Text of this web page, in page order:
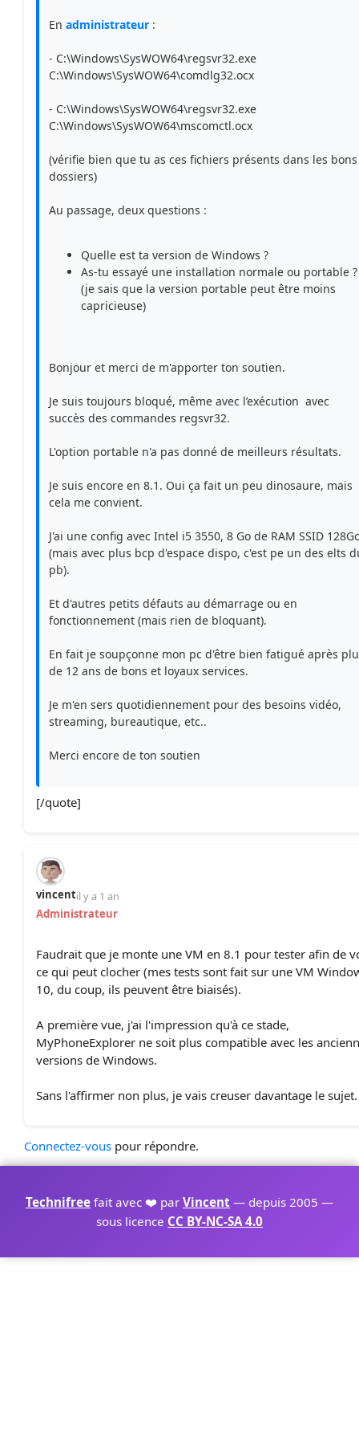
En administrateur :
- C:\Windows\SysWOW64\regsvr32.exe
C:\Windows\SysWOW64\comdlg32.ocx
- C:\Windows\SysWOW64\regsvr32.exe
C:\Windows\SysWOW64\mscomctl.ocx
(vérifie bien que tu as ces fichiers présents dans les bons
dossiers)
Au passage, deux questions :
Quelle est ta version de Windows ?
As-tu essayé une installation normale ou portable ?
(je sais que la version portable peut être moins
capricieuse)
Bonjour et merci de m'apporter ton soutien.
Je suis toujours bloqué, même avec l’exécution avec
succès des commandes regsvr32.
L'option portable n'a pas donné de meilleurs résultats.
Je suis encore en 8.1. Oui ça fait un peu dinosaure, mais
cela me convient.
J'ai une config avec Intel i5 3550, 8 Go de RAM SSID
(mais avec plus bcp d'espace dispo, c'est pe un des elts
pb).
Et d'autres petits défauts au démarrage ou en
fonctionnement (mais rien de bloquant).
En fait je soupçonne mon pc d'être bien fatigué après
de 12 ans de bons et loyaux services.
Je m'en sers quotidiennement pour des besoins vidéo,
streaming, bureautique, etc..
Merci encore de ton soutien
[/quote]
vincentil y a 1 an
Administrateur
Faudrait que je monte une VM en 8.1 pour tester afin de
ce qui peut clocher (mes tests sont fait sur une VM
10, du coup, ils peuvent être biaisés).
A première vue, j'ai l'impression qu'à ce stade,
MyPhoneExplorer ne soit plus compatible avec les
versions de Windows.
Sans l'affirmer non plus, je vais creuser davantage le sujet.
Connectez-vous pour répondre.
Technifree fait avec ❤️ par Vincent — depuis 2005 —
sous licence CC BY-NC-SA 4.0